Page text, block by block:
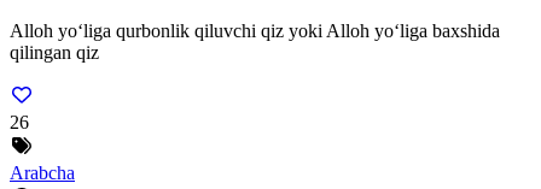
Alloh yo‘liga qurbonlik qiluvchi qiz yoki Alloh yo‘liga baxshida
qilingan qiz
26
Arabcha